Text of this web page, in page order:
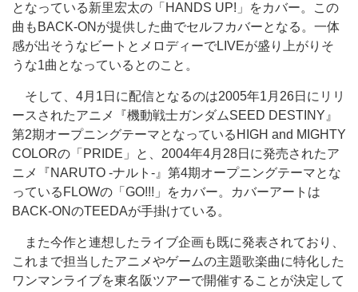
となっている新里宏太の「HANDS UP!」をカバー。この
曲もBACK-ONが提供した曲でセルフカバーとなる。一体
感が出そうなビートとメロディーでLIVEが盛り上がりそ
うな1曲となっているとのこと。
そして、4月1日に配信となるのは2005年1月26日にリリ
ースされたアニメ『機動戦士ガンダムSEED DESTINY』
第2期オープニングテーマとなっているHIGH and MIGHTY
COLORの「PRIDE」と、2004年4月28日に発売されたア
ニメ『NARUTO -ナルト-』第4期オープニングテーマとな
っているFLOWの「GO!!!」をカバー。カバーアートは
BACK-ONのTEEDAが手掛けている。
また今作と連想したライブ企画も既に発表されており、
これまで担当したアニメやゲームの主題歌楽曲に特化した
ワンマンライブを東名阪ツアーで開催することが決定して